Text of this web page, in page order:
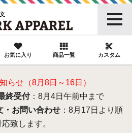
お気に入り 商品一覧 カスタム
らせ（8月8日～16日）
終受付：8月4日午前中まで
・お問い合わせ：8月17日より順
致します。